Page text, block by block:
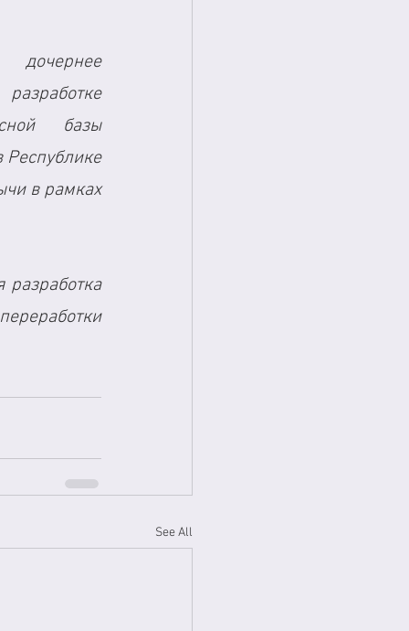
базы
Республике
в рамках
See All